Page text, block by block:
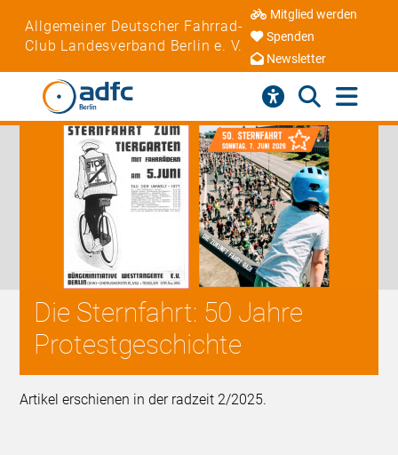
Allgemeiner Deutscher Fahrrad-
Club Landesverband Berlin e. V.
Mitglied werden
Spenden
Newsletter
Die Sternfahrt: 50 Jahre
Protestgeschichte
Artikel erschienen in der radzeit 2/2025.